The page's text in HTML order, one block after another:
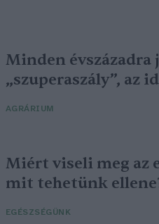
Minden
„szuperaszály”, az
AGRÁRIUM
Miért viseli meg az
mit tehetünk
EGÉSZSÉGÜNK